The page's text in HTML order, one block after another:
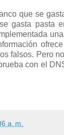
que se
gasta pasta
falsos. Pero
con el
a. m.